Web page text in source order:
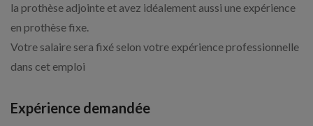
la prothèse adjointe et avez idéalement aussi une expérience
en prothèse fixe.
Votre salaire sera fixé selon votre expérience professionnelle
dans cet emploi
Expérience demandée